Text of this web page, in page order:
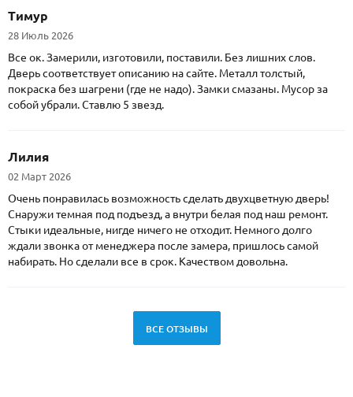
Тимур
28 Июль 2026
Все ок. Замерили, изготовили, поставили. Без лишних слов.
Дверь соответствует описанию на сайте. Металл толстый,
покраска без шагрени (где не надо). Замки смазаны. Мусор за
собой убрали. Ставлю 5 звезд.
Лилия
02 Март 2026
Очень понравилась возможность сделать двухцветную дверь!
Снаружи темная под подъезд, а внутри белая под наш ремонт.
Стыки идеальные, нигде ничего не отходит. Немного долго
ждали звонка от менеджера после замера, пришлось самой
набирать. Но сделали все в срок. Качеством довольна.
ВСЕ ОТЗЫВЫ